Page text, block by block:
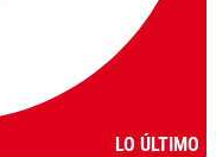
LO ÚLTIMO